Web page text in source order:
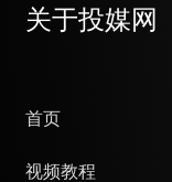
关于投媒网
首页
视频教程